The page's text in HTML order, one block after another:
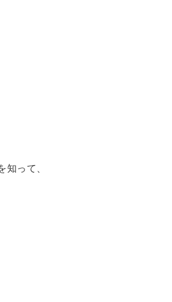
って、